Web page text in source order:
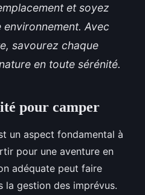
et soyez
Avec
savourez chaque
en toute sérénité.
pour camper
un aspect fondamental à
pour une aventure en
adéquate peut faire
gestion des imprévus.